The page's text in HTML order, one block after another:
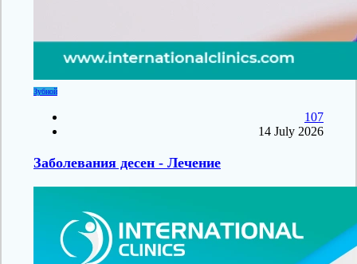
Зубной
107
14 July 2026
Заболевания десен - Лечение